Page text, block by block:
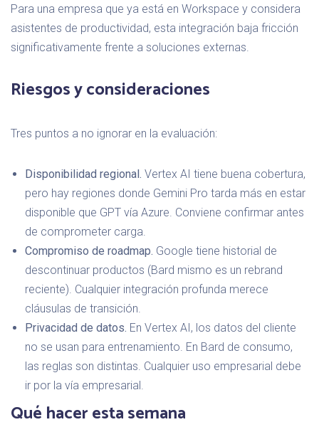
Para una empresa que ya está en Workspace y considera
asistentes de productividad, esta integración baja fricción
significativamente frente a soluciones externas.
Riesgos y consideraciones
Tres puntos a no ignorar en la evaluación:
Disponibilidad regional. Vertex AI tiene buena cobertura,
pero hay regiones donde Gemini Pro tarda más en estar
disponible que GPT vía Azure. Conviene confirmar antes
de comprometer carga.
Compromiso de roadmap. Google tiene historial de
descontinuar productos (Bard mismo es un rebrand
reciente). Cualquier integración profunda merece
cláusulas de transición.
Privacidad de datos. En Vertex AI, los datos del cliente
no se usan para entrenamiento. En Bard de consumo,
las reglas son distintas. Cualquier uso empresarial debe
ir por la vía empresarial.
Qué hacer esta semana